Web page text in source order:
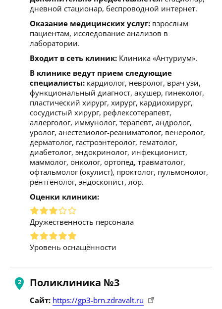
дневной стационар, беспроводной интернет.
Оказание медицинских услуг: взрослым
пациентам, исследование анализов в
лаборатории.
Входит в сеть клиник: Клиника «Антуриум».
В клинике ведут прием следующие
специалисты: кардиолог, невролог, врач узи,
функциональный диагност, акушер, гинеколог,
пластический хирург, хирург, кардиохирург,
сосудистый хирург, рефлексотерапевт,
аллерголог, иммунолог, терапевт, андролог,
уролог, анестезиолог-реаниматолог, венеролог,
дерматолог, гастроэнтеролог, гематолог,
диабетолог, эндокринолог, инфекционист,
маммолог, онколог, ортопед, травматолог,
офтальмолог (окулист), проктолог, пульмонолог,
рентгенолог, эндоскопист, лор.
Оценки клиники:
Дружественность персонала
Уровень оснащённости
Поликлиника №3
Сайт: https://gp3-brn.zdravalt.ru